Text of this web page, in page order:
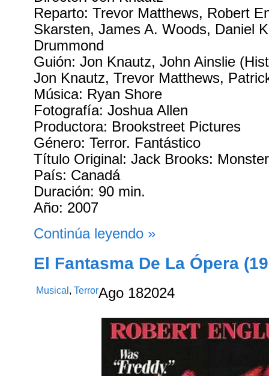
Reparto: Trevor Matthews, Robert
Skarsten, James A. Woods, Daniel
Drummond
Guión: Jon Knautz, John Ainslie
Jon Knautz, Trevor Matthews,
Música: Ryan Shore
Fotografía: Joshua Allen
Productora: Brookstreet Pictures
Género: Terror. Fantástico
Título Original: Jack Brooks:
País: Canadá
Duración: 90 min.
Año: 2007
Continúa leyendo »
El Fantasma De La Ópera
Musical ,TerrorAgo 182024